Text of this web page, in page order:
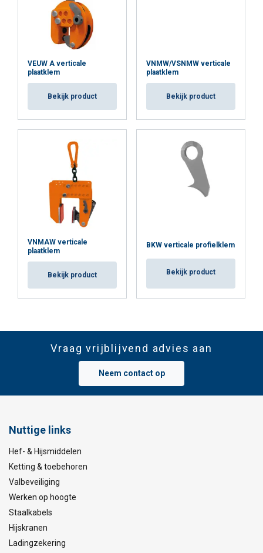
VEUW A verticale
plaatklem
Bekijk product
VNMW/VSNMW verticale
plaatklem
Bekijk product
VNMAW verticale
plaatklem
Bekijk product
BKW verticale profielklem
Bekijk product
Vraag vrijblijvend advies aan
Neem contact op
Nuttige links
Hef- & Hijsmiddelen
Ketting & toebehoren
Valbeveiliging
Werken op hoogte
Staalkabels
Hijskranen
Ladingzekering